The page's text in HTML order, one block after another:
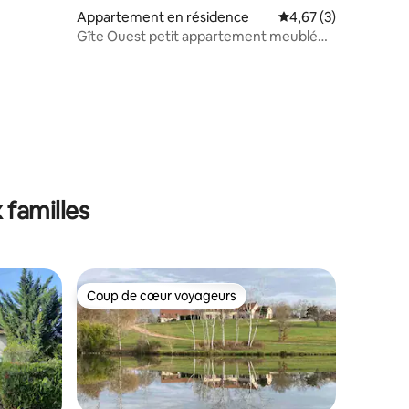
: 4,81 sur 5
Appartement en résidence Évaluation
4,67 (3)
Gîte Ouest petit appartement meublé
familles
Coup de cœur voyageurs
Coup de cœur voyageurs